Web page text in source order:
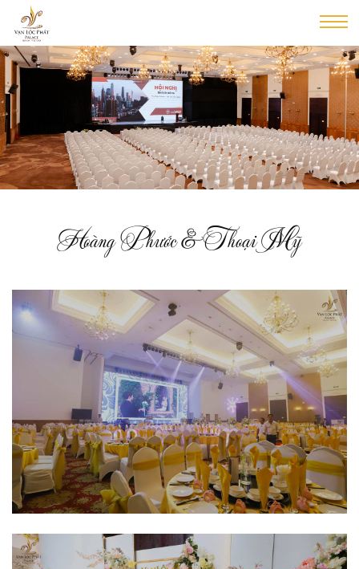
Hoàng Phước & Thoại Mỹ